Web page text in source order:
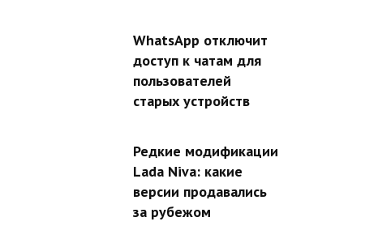
WhatsApp отключит
доступ к чатам для
пользователей
старых устройств
Редкие модификации
Lada Niva: какие
версии продавались
за рубежом